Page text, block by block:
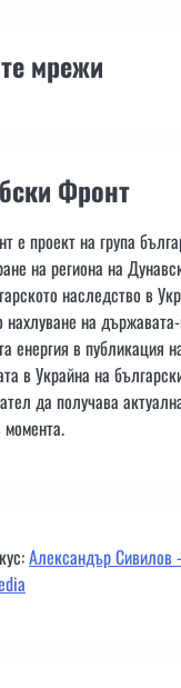
мрежи
Фронт
е проект на група
на региона на
наследство в
на
енергия в публикация
в Украйна на
да получава
Александър Сивилов